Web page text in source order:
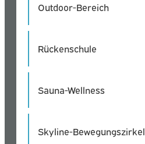
Outdoor-Bereich
Rückenschule
Sauna-Wellness
Skyline-Bewegungszirkel